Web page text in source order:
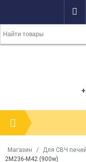
Магазин / Для СВЧ печей
2M236-M42 (900w)